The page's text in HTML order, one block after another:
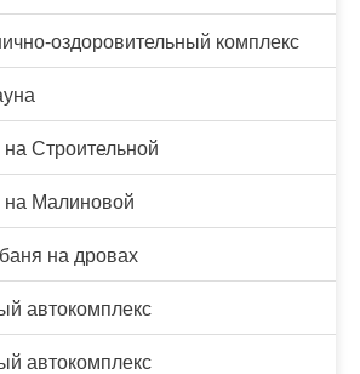
оздоровительный комплекс
на Строительной
на Малиновой
на дровах
автокомплекс
автокомплекс